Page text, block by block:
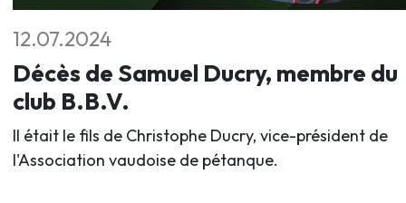
12.07.2024
Décès de Samuel Ducry, membre du
club B.B.V.
Il était le fils de Christophe Ducry, vice-président de
l'Association vaudoise de pétanque.